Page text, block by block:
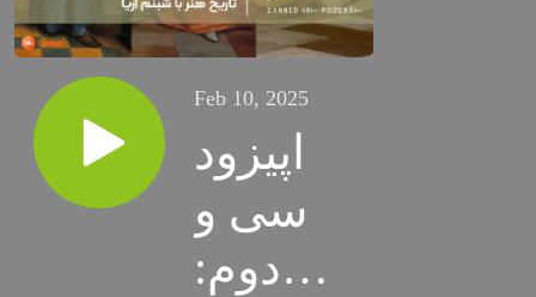
Feb 10, 2025
اپیزود
سی و
دوم: